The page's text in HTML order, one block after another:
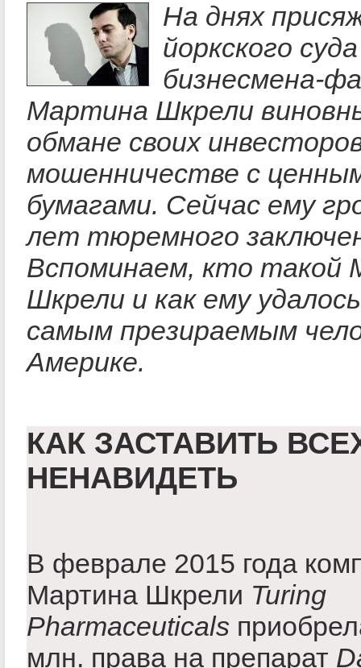
На днях
йоркского
бизнесмена-
Мартина Шкрели
обмане своих
мошенничестве с
бумагами. Сейчас ему
лет тюремного
Вспоминаем, кто такой
Шкрели и как ему
самым презираемым
Америке.
КАК ЗАСТАВИТЬ
НЕНАВИДЕТЬ
В феврале 2015 года
Мартина Шкрели Turing
Pharmaceuticals
млн. права на препарат